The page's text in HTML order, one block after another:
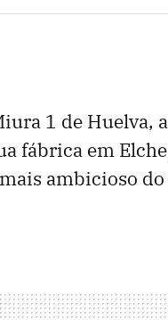
1 de Huelva,
fábrica em
ambicioso